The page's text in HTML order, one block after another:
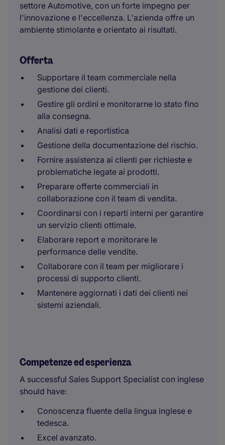
settore Automotive, con un forte impegno per
l'innovazione e l'eccellenza. L'azienda offre un
ambiente stimolante e orientato ai risultati.
Offerta
Supportare il team commerciale nella
gestione dei clienti.
Gestire gli ordini e monitorarne lo stato fino
alla consegna.
Analisi dati e reportistica
Gestione della documentazione del rischio.
Fornire assistenza ai clienti per richieste e
problematiche legate ai prodotti.
Preparare offerte commerciali in
collaborazione con il team di vendita.
Coordinarsi con i reparti interni per garantire
un servizio clienti ottimale.
Elaborare report e monitorare le
performance delle vendite.
Collaborare con il team per migliorare i
processi di supporto clienti.
Mantenere aggiornati i dati dei clienti nei
sistemi aziendali.
Competenze ed esperienza
A successful Sales Support Specialist con inglese
should have:
Conoscenza fluente della lingua inglese e
tedesca.
Excel avanzato.